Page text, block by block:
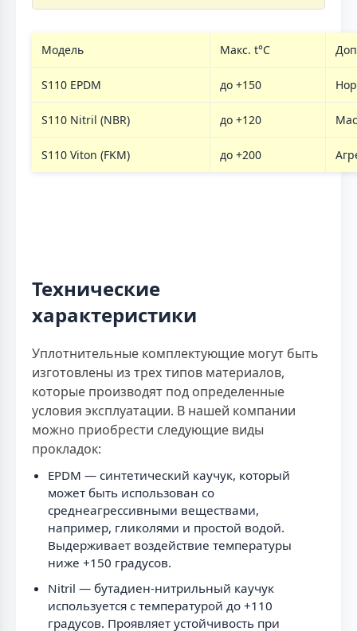
Модель Макс. t°C
S110 EPDM до +150
S110 Nitril (NBR) до +120
S110 Viton (FKM) до +200
Технические
характеристики
Уплотнительные комплектующие могут быть
изготовлены из трех типов материалов,
которые производят под определенные
условия эксплуатации. В нашей компании
можно приобрести следующие виды
прокладок:
EPDM — синтетический каучук, который
может быть использован со
среднеагрессивными веществами,
например, гликолями и простой водой.
Выдерживает воздействие температуры
ниже +150 градусов.
Nitril — бутадиен-нитрильный каучук
используется с температурой до +110
градусов. Проявляет устойчивость при